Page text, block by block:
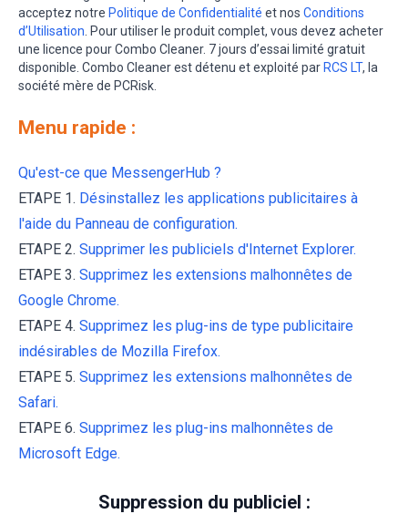
acceptez notre Politique de Confidentialité et nos Conditions
d’Utilisation . Pour utiliser le produit complet, vous devez acheter
une licence pour Combo Cleaner. 7 jours d’essai limité gratuit
disponible. Combo Cleaner est détenu et exploité par RCS LT, la
société mère de PCRisk.
Menu rapide :
Qu'est-ce que MessengerHub ?
ETAPE 1. Désinstallez les applications publicitaires à
l'aide du Panneau de configuration.
ETAPE 2. Supprimer les publiciels d'Internet Explorer.
ETAPE 3. Supprimez les extensions malhonnêtes de
Google Chrome.
ETAPE 4. Supprimez les plug-ins de type publicitaire
indésirables de Mozilla Firefox.
ETAPE 5. Supprimez les extensions malhonnêtes de
Safari.
ETAPE 6. Supprimez les plug-ins malhonnêtes de
Microsoft Edge.
Suppression du publiciel :